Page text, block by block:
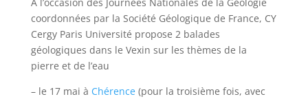
coordonnées par la Société Géologique de France, CY
Cergy Paris Université propose 2 balades
géologiques dans le Vexin sur les thèmes de la
pierre et de l’eau
– le 17 mai à Chérence(pour la troisième fois, avec